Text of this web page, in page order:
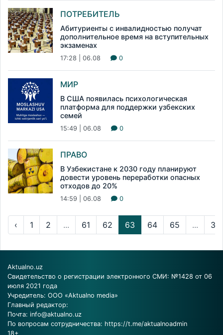
ПОТРЕБИТЕЛЬ
Абитуриенты с инвалидностью получат
дополнительное время на вступительных
экзаменах
17:28 | 06.08 0
МИР
В США появилась психологическая
платформа для поддержки узбекских
семей
15:49 | 06.08 0
ПРАВО
В Узбекистане к 2030 году планируют
довести уровень переработки опасных
отходов до 20%
14:59 | 06.08 0
‹ 1 2 ... 61 62 63 64 65 ...
Aktualno.uz
Свидетельство о регистрации электронного СМИ: №1428 от 06
июля 2021 года
Учредитель: ООО «Aktualno media»
Главный редактор:
Почта: info@aktualno.uz
По вопросам сотрудничества: https://t.me/aktualnoadmin
18+